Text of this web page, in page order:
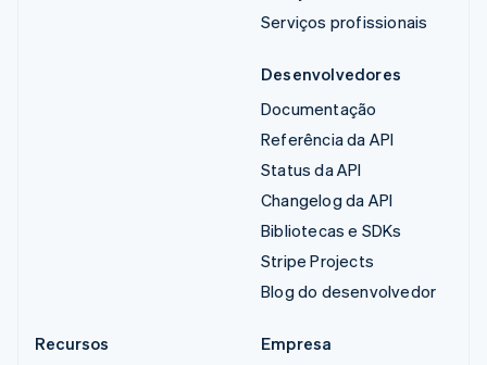
Serviços profissionais
Desenvolvedores
Documentação
Referência da API
Status da API
Changelog da API
Bibliotecas e SDKs
Stripe Projects
Blog do desenvolvedor
Recursos
Empresa